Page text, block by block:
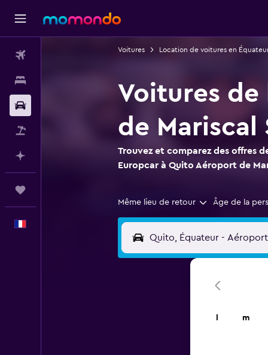
Voitures Location de voitures en
Voitures
de Mariscal
Trouvez et comparez des offres
Europcar à Quito Aéroport de
Même lieu de retour Âge de la
m